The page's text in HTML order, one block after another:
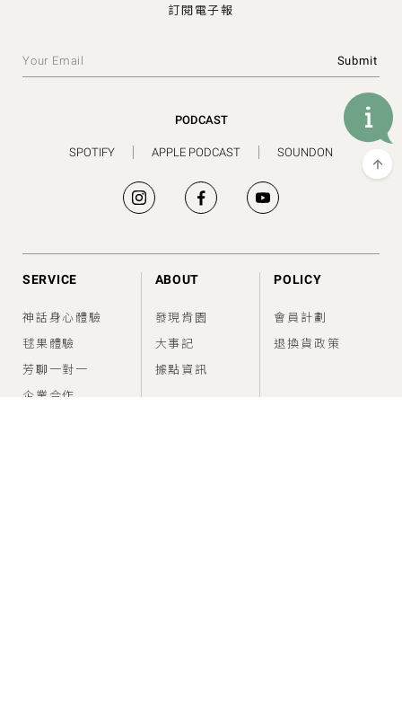
訂閱電子報
PODCAST
SPOTIFY SOUNDON
APPLE PODCAST
SERVICE
神話身心體驗
毬果體驗
芳聊一對一
企業合作
ABOUT
發現肯園
大事記
據點資訊
POLICY
會員計劃
退換貨政策